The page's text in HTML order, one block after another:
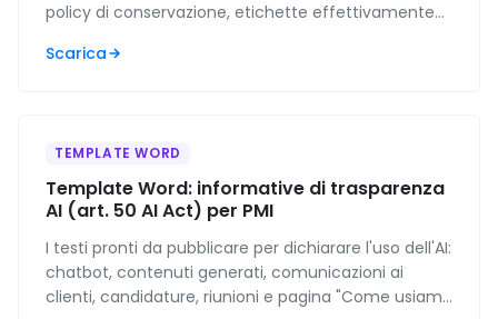
policy di conservazione, etichette effettivamente
stato del log di controllo. Per IT admin e MSP.
Scarica
TEMPLATE WORD
Template Word: informative di trasparenza
AI (art. 50 AI Act) per PMI
I testi pronti da pubblicare per dichiarare l'uso dell'AI:
chatbot, contenuti generati, comunicazioni ai
clienti, candidature, riunioni e pagina "Come usiamo